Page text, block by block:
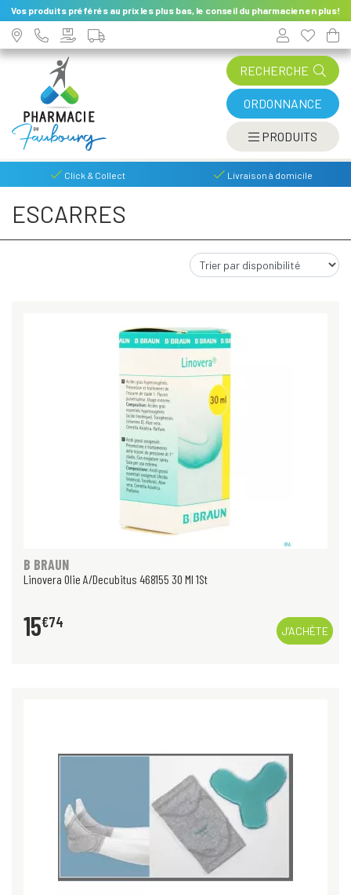
Vos produits préférés au prix les plus bas, le conseil du pharmacien en plus!
RECHERCHE
ORDONNANCE
PRODUITS
Click & Collect Livraison à domicile
ESCARRES
B BRAUN
Linovera Olie A/Decubitus 468155 30 Ml 1St
15€74
J’ACHÈTE